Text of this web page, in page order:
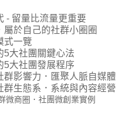
- 留量比流量更重要
屬於自己的社群小圈圈
式一覽
5大社團關鍵心法
5大社團發展程序
群影響力．匯聚人脈自媒體
群生態系．系統與內容經營
微商圈．社團微創業實例